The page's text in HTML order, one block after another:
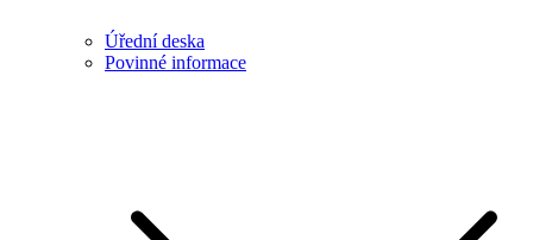
Úřední deska
Povinné informace